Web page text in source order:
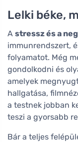
Lelki béke,
A stressz és a
immunrendszert,
folyamatot. Még
gondolkodni és
amelyek
hallgatása,
a testnek jobban
teszi a gyorsabb
Bár a teljes